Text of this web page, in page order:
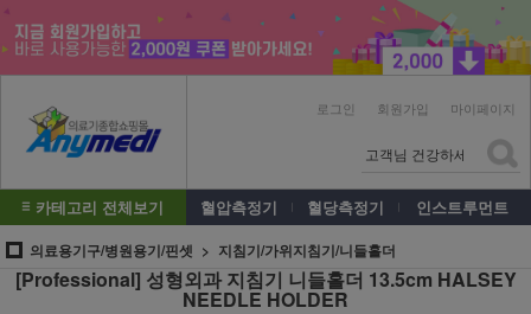
로그인 회원가입 마이페이지
카테고리 전체보기 혈압측정기 혈당측정기 인스트루먼트
의료용기구/병원용기/핀셋 지침기/가위지침기/니들홀더
[Professional] 성형외과 지침기 니들홀더 13.5cm HALSEY
NEEDLE HOLDER